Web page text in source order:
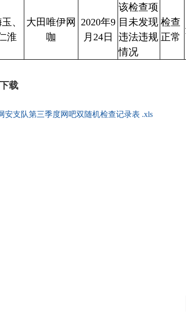
、
淮
大田唯伊网
咖
2020年9
月24日
该检查项
目未发现
违法违规
情况
检查
正常
载
安支队第三季度网吧双随机检查记录表 .xls